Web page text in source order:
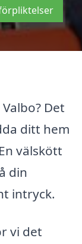
Det
ditt hem
välskött
din
intryck.
vi det